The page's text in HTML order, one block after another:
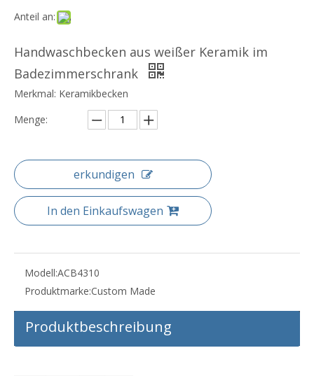
Anteil an:
Handwaschbecken aus weißer Keramik im
Badezimmerschrank
Merkmal: Keramikbecken
Menge:
erkundigen
In den Einkaufswagen
Modell:ACB4310
Produktmarke:Custom Made
Produktbeschreibung